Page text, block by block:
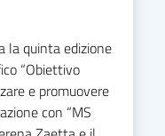
la quinta edizione
“Obiettivo
e promuovere
con “MS